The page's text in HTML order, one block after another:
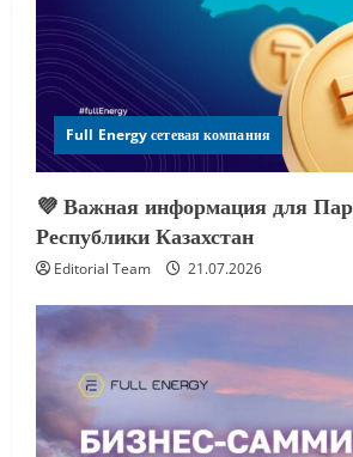
Full Energy сетевая компания
💜 Важная информация для
Республики Казахстан
Editorial Team 21.07.2026